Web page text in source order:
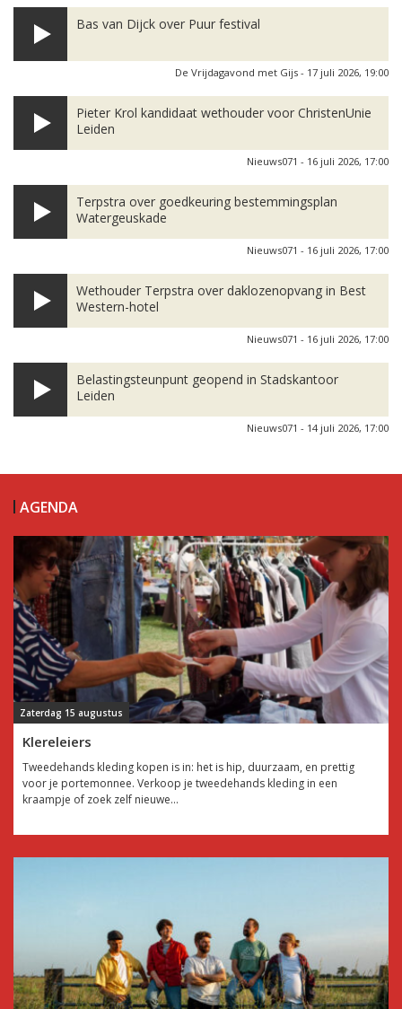
Bas van Dijck over Puur festival
De Vrijdagavond met Gijs - 17 juli 2026, 19:00
Pieter Krol kandidaat wethouder voor ChristenUnie
Leiden
Nieuws071 - 16 juli 2026, 17:00
Terpstra over goedkeuring bestemmingsplan
Watergeuskade
Nieuws071 - 16 juli 2026, 17:00
Wethouder Terpstra over daklozenopvang in Best
Western-hotel
Nieuws071 - 16 juli 2026, 17:00
Belastingsteunpunt geopend in Stadskantoor
Leiden
Nieuws071 - 14 juli 2026, 17:00
AGENDA
Zaterdag 15 augustus
Klereleiers
Tweedehands kleding kopen is in: het is hip, duurzaam, en prettig
voor je portemonnee. Verkoop je tweedehands kleding in een
kraampje of zoek zelf nieuwe...